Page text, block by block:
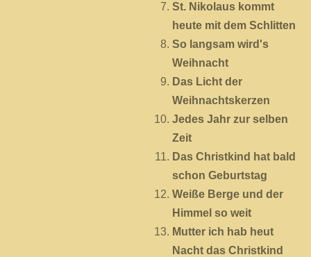
St. Nikolaus kommt
heute mit dem Schlitten
So langsam wird's
Weihnacht
Das Licht der
Weihnachtskerzen
Jedes Jahr zur selben
Zeit
Das Christkind hat bald
schon Geburtstag
Weiße Berge und der
Himmel so weit
Mutter ich hab heut
Nacht das Christkind